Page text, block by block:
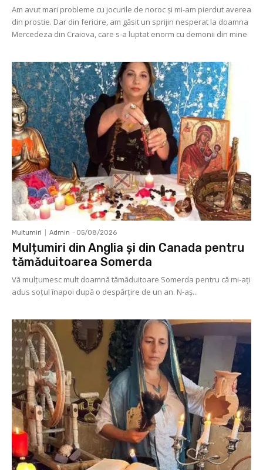
Am avut mari probleme cu jocurile de noroc şi mi-am pierdut averea
din prostie. Dar din fericire, am găsit un sprijin nesperat la doamna
Mercedeza din Craiova, care s-a luptat enorm cu demonii din mine
Multumiri Admin - 05/08/2026
Mulțumiri din Anglia și din Canada pentru
tămăduitoarea Somerda
Vă mulţumesc mult doamnă tămăduitoare Somerda pentru că mi-aţi
adus soţul înapoi după o despărţire de un an. N-aș...